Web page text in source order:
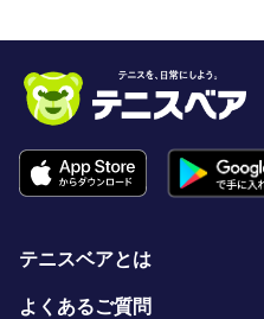
テニスベアとは
よくあるご質問